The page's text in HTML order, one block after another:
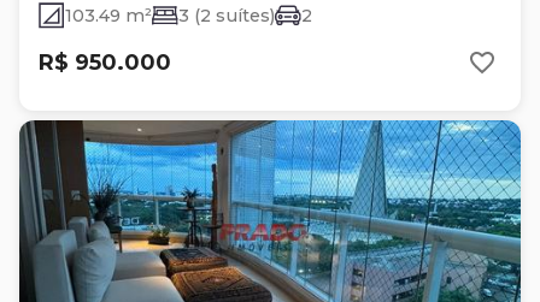
103.49 m² 3 (2 suítes) 2
R$ 950.000